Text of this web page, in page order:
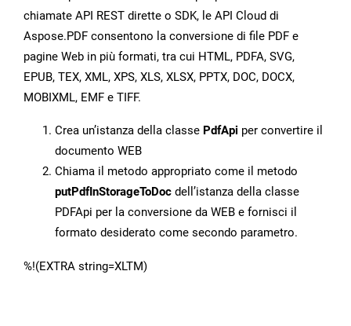
chiamate API REST dirette o SDK, le API Cloud di
Aspose.PDF consentono la conversione di file PDF e
pagine Web in più formati, tra cui HTML, PDFA, SVG,
EPUB, TEX, XML, XPS, XLS, XLSX, PPTX, DOC, DOCX,
MOBIXML, EMF e TIFF.
Crea un’istanza della classe PdfApi per convertire il
documento WEB
Chiama il metodo appropriato come il metodo
putPdfInStorageToDoc dell’istanza della classe
PDFApi per la conversione da WEB e fornisci il
formato desiderato come secondo parametro.
%!(EXTRA string=XLTM)